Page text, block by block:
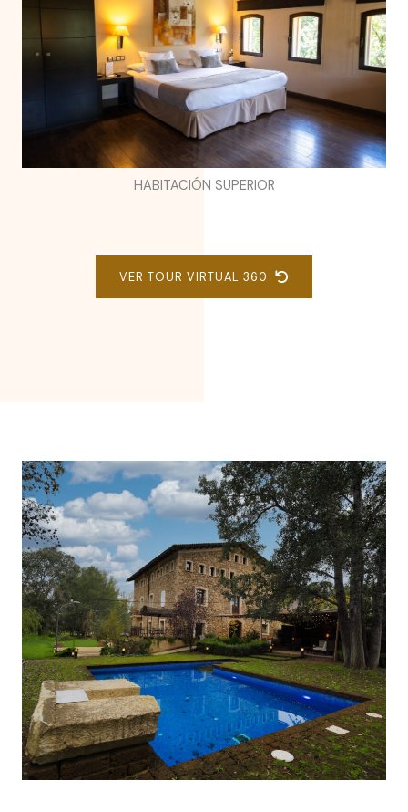
HABITACIÓN SUPERIOR
VER TOUR VIRTUAL 360